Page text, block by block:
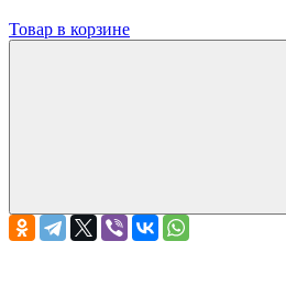
Товар в корзине